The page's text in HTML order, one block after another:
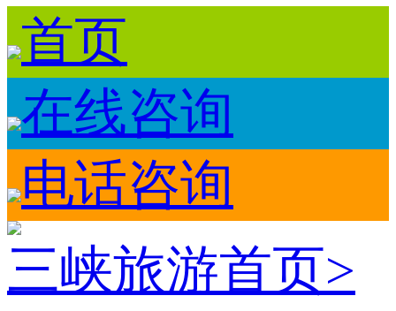
首页
在线咨询
电话咨询
三峡旅游首页>